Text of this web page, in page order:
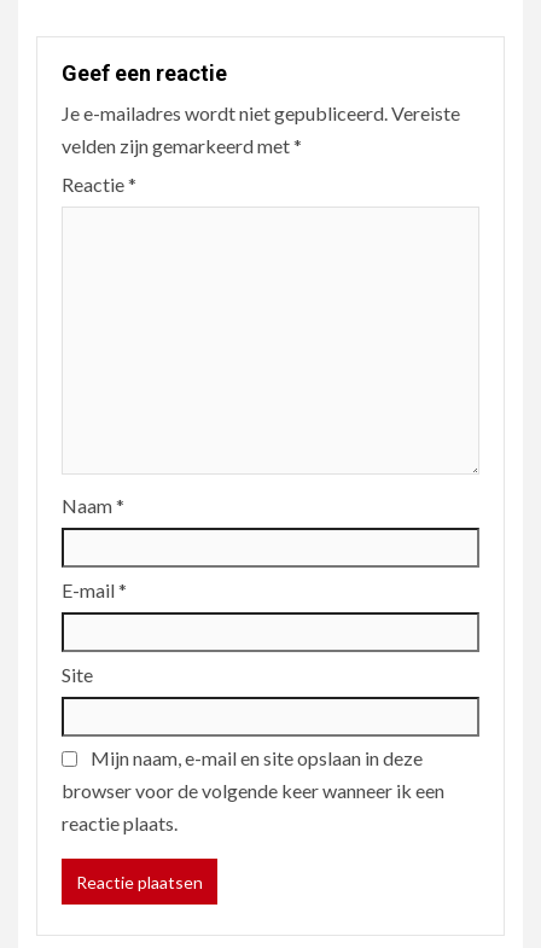
Geef een reactie
Je e-mailadres wordt niet gepubliceerd.Vereiste
velden zijn gemarkeerd met*
Reactie*
Naam*
E-mail*
Site
Mijn naam, e-mail en site opslaan in deze
browser voor de volgende keer wanneer ik een
reactie plaats.